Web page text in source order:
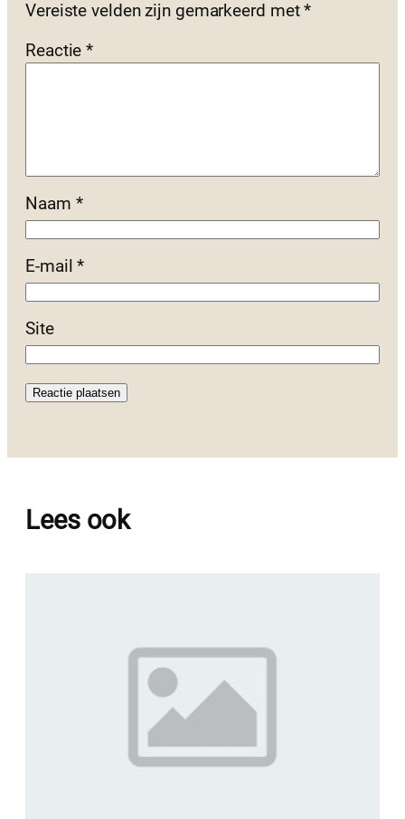
Vereiste velden zijn gemarkeerd met*
Reactie*
Naam *
E-mail*
Site
Lees ook